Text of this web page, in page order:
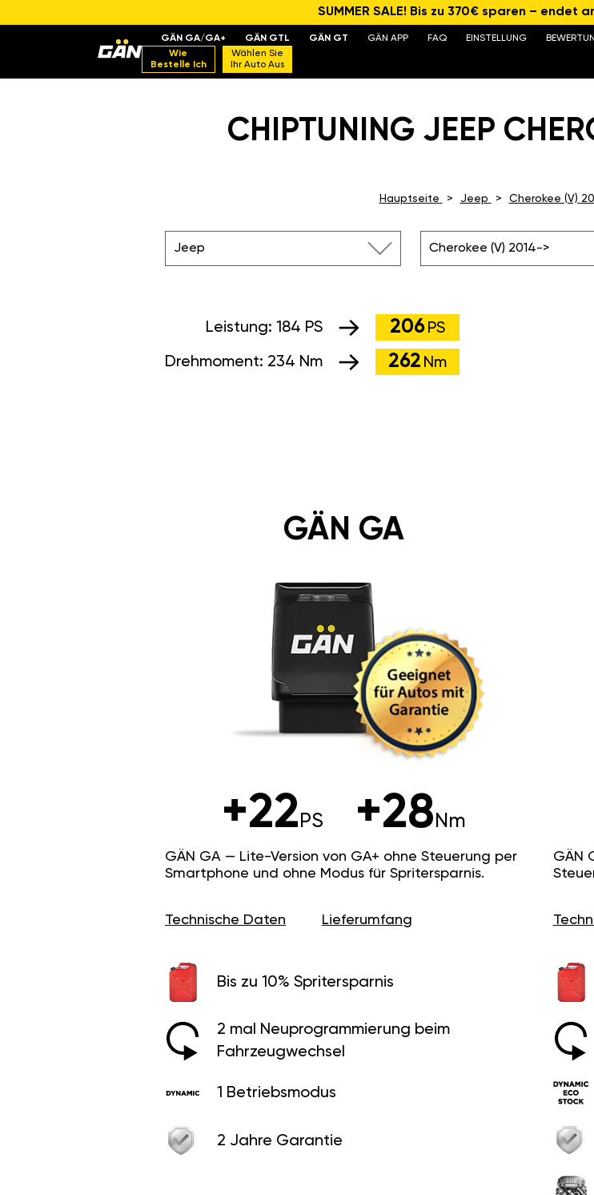
SUMMER SALE! Bis zu 370€ sparen – endet
GÄN GA/GA+ GÄN GTL GÄN GT GÄN APP FAQ EINSTELLUNG
Wie
Bestelle Ich
Wählen Sie
Ihr Auto Aus
CHIPTUNING JEEP
Hauptseite Jeep Cherokee (V)
Jeep Cherokee (V) 2014->
Leistung: 184 PS 206 PS
Drehmoment: 234 Nm 262 Nm
GÄN
GÄN GA
+22PS +28Nm
GÄN GA — Lite-Version von GA+ ohne Steuerung per
Smartphone und ohne Modus für Spritersparnis.
Technische Daten Lieferumfang
Bis zu 10% Spritersparnis
2 mal Neuprogrammierung beim
Fahrzeugwechsel
1 Betriebsmodus
2 Jahre Garantie